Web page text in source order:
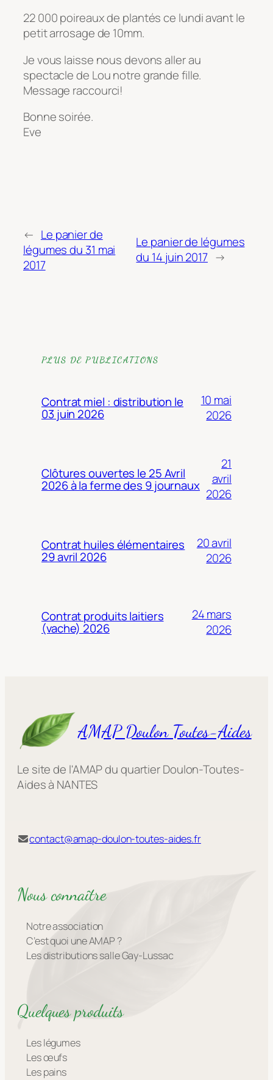
22 000 poireaux de plantés ce lundi avant le
petit arrosage de 10mm.
Je vous laisse nous devons aller au
spectacle de Lou notre grande fille.
Message raccourci!
Bonne soirée.
Eve
← Le panier de
légumes du 31 mai
2017
Le panier de légumes
du 14 juin 2017 →
PLUS DE PUBLICATIONS
Contrat miel : distribution le
03 juin 2026
10 mai
2026
Clôtures ouvertes le 25 Avril
2026 à la ferme des 9 journaux
21
avril
2026
Contrat huiles élémentaires
29 avril 2026
20 avril
2026
Contrat produits laitiers
(vache) 2026
24 mars
2026
AMAP Doulon Toutes-Aides
Le site de l'AMAP du quartier Doulon-Toutes-
Aides à NANTES
contact@amap-doulon-toutes-aides.fr
Nous connaître
Notre association
C’est quoi une AMAP ?
Les distributions salle Gay-Lussac
Quelques produits
Les légumes
Les œufs
Les pains